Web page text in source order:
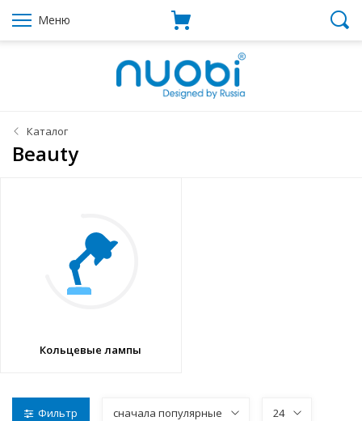
Меню
Каталог
Beauty
Кольцевые лампы
Фильтр сначала популярные 24